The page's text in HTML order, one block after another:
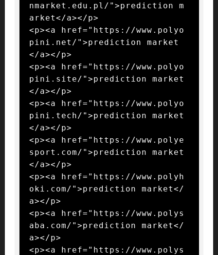
nmarket.edu.pl/">prediction m
arket</a></p>
<p><a href="https://www.polyo
pini.net/">prediction market
</a></p>
<p><a href="https://www.polyo
pini.site/">prediction market
</a></p>
<p><a href="https://www.polyo
pini.tech/">prediction market
</a></p>
<p><a href="https://www.polye
sport.com/">prediction market
</a></p>
<p><a href="https://www.polyh
oki.com/">prediction market</
a></p>
<p><a href="https://www.polys
aba.com/">prediction market</
a></p>
<p><a href="https://www.polys